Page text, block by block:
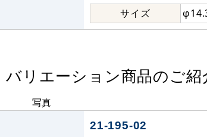
サイズ
バリエーション商品のご紹
写真
21-195-02